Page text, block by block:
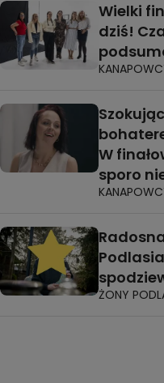
Wielki
dziś!
W
sporo
ŻONY